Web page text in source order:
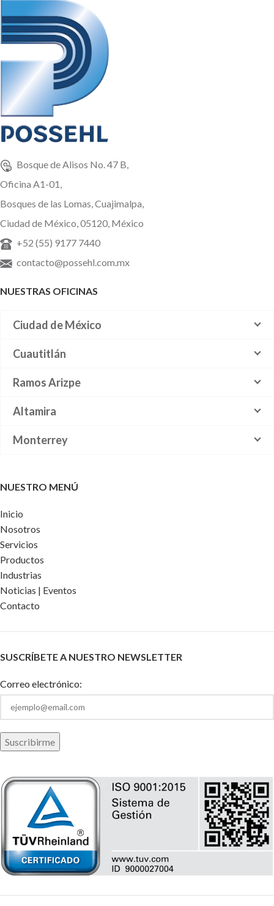
Bosque de Alisos No. 47 B,
Oficina A1-01,
Bosques de las Lomas, Cuajimalpa,
Ciudad de México, 05120, México
+52 (55) 9177 7440
contacto@possehl.com.mx
NUESTRAS OFICINAS
Ciudad de México
Cuautitlán
Ramos Arizpe
Altamira
Monterrey
NUESTRO MENÚ
Inicio
Nosotros
Servicios
Productos
Industrias
Noticias | Eventos
Contacto
SUSCRÍBETE A NUESTRO NEWSLETTER
Correo electrónico: